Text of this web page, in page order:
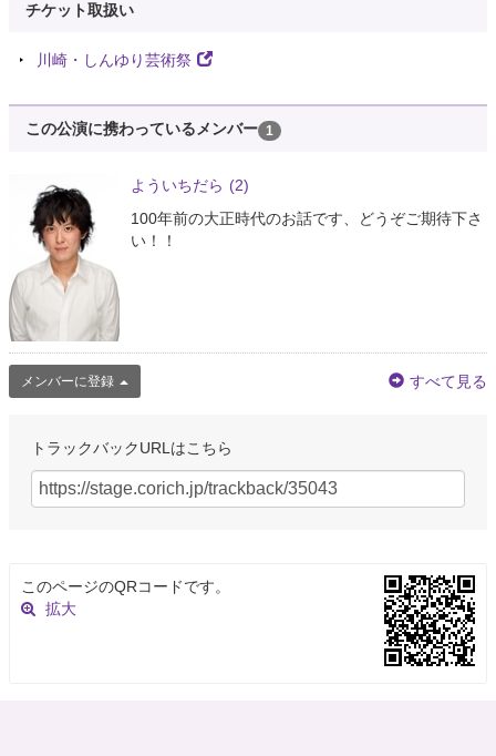
チケット取扱い
川崎・しんゆり芸術祭
この公演に携わっているメンバー 1
よういちだら (2)
100年前の大正時代のお話です、どうぞご期待下さ
い！！
メンバーに登録 すべて見る
トラックバックURLはこちら
このページのQRコードです。
拡大